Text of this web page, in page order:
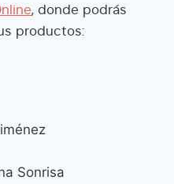
, donde podrás
productos:
Sonrisa